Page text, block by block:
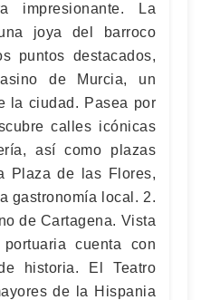
impresionante. La
joya del barroco
puntos destacados,
de Murcia, un
la ciudad. Pasea por
calles icónicas
así como plazas
Plaza de las Flores,
gastronomía local. 2.
de Cartagena. Vista
cuenta con
historia. El Teatro
de la Hispania